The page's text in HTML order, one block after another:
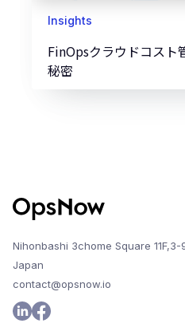
Insights
FinOpsクラウドコスト
秘密
Nihonbashi 3chome Square
Japan
contact@opsnow.io